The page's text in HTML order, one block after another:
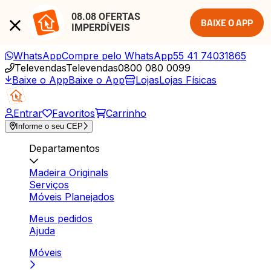
08.08 OFERTAS
IMPERDÍVEIS
BAIXE O APP
WhatsAppCompre pelo WhatsApp55 41 74031865
TelevendasTelevendas0800 080 0099
Baixe o AppBaixe o App LojasLojas Físicas
Entrar Favoritos Carrinho
Informe o seu CEP
Departamentos
Madeira Originals
Serviços
Móveis Planejados
Meus pedidos
Ajuda
Móveis